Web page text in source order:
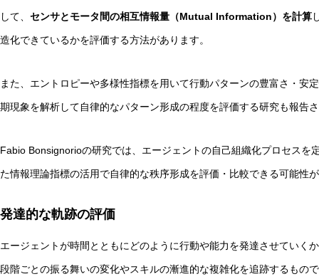
して、 センサとモータ間の相互情報量（Mutual Information）を計算
造化できているかを評価する方法があります。
また、エントロピーや多様性指標を用いて行動パターンの豊富さ・安
期現象を解析して自律的なパターン形成の程度を評価する研究も報告
Fabio Bonsignorioの研究では、エージェントの自己組織化プロセスを
た情報理論指標の活用で自律的な秩序形成を評価・比較できる可能性
発達的な軌跡の評価
エージェントが時間とともにどのように行動や能力を発達させていく
段階ごとの振る舞いの変化やスキルの漸進的な複雑化を追跡するもの